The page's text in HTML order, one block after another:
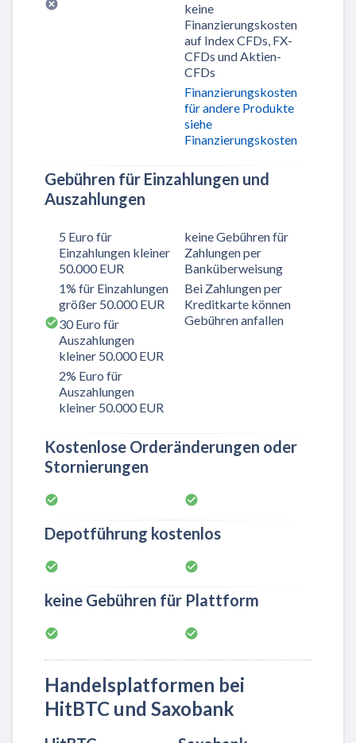
keine
Finanzierungskosten
auf Index CFDs, FX-
CFDs und Aktien-
CFDs
Finanzierungskosten
für andere Produkte
siehe
Finanzierungskosten
Gebühren für Einzahlungen und
Auszahlungen
5 Euro für
Einzahlungen kleiner
50.000 EUR
1% für Einzahlungen
größer 50.000 EUR
30 Euro für
Auszahlungen
kleiner 50.000 EUR
2% Euro für
Auszahlungen
kleiner 50.000 EUR
keine Gebühren für
Zahlungen per
Banküberweisung
Bei Zahlungen per
Kreditkarte können
Gebühren anfallen
Kostenlose Orderänderungen oder
Stornierungen
Depotführung kostenlos
keine Gebühren für Plattform
Handelsplatformen bei
HitBTC und Saxobank